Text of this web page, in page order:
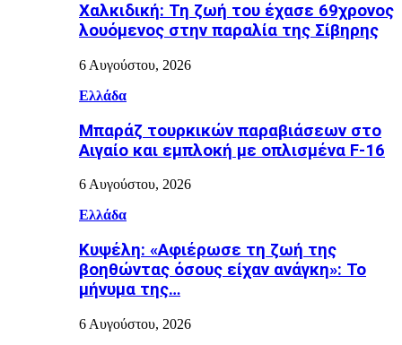
Χαλκιδική: Τη ζωή του έχασε 69χρονος
λουόμενος στην παραλία της Σίβηρης
6 Αυγούστου, 2026
Ελλάδα
Μπαράζ τουρκικών παραβιάσεων στο
Αιγαίο και εμπλοκή με οπλισμένα F-16
6 Αυγούστου, 2026
Ελλάδα
Κυψέλη: «Αφιέρωσε τη ζωή της
βοηθώντας όσους είχαν ανάγκη»: Το
μήνυμα της…
6 Αυγούστου, 2026